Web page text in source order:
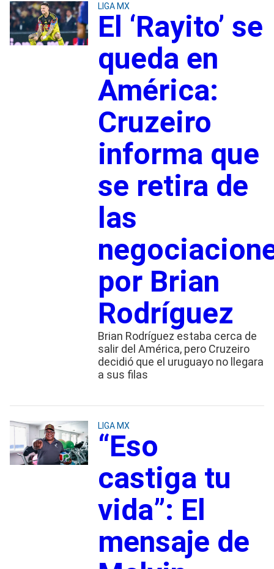
LIGA MX
El ‘Rayito’ se
queda en
América:
Cruzeiro
informa que
se retira de
las
por Brian
Rodríguez
Brian Rodríguez estaba cerca de
salir del América, pero Cruzeiro
decidió que el uruguayo no llegara
a sus filas
LIGA MX
“Eso
castiga tu
vida”: El
mensaje de